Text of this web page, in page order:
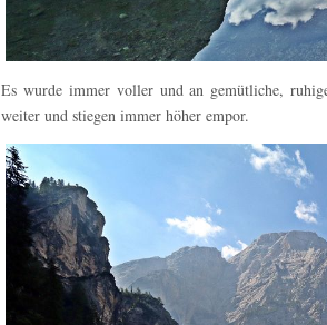
Es wurde immer voller und an gemütliche,
weiter und stiegen immer höher empor.